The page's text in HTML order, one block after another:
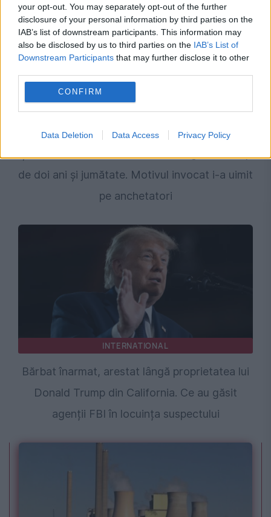
your opt-out. You may separately opt-out of the further
disclosure of your personal information by third parties on the
IAB’s list of downstream participants. This information may
also be disclosed by us to third parties on the IAB’s List of
Downstream Participants that may further disclose it to other
CONFIRM
Data Deletion Data Access Privacy Policy
INTERNATIONAL
de doi ani și jumătate. Motivul invocat i-a uimit
pe anchetatori
INTERNATIONAL
Bărbat înarmat, arestat lângă proprietatea lui
Donald Trump din California. Ce au găsit
agenții FBI în locuința suspectului